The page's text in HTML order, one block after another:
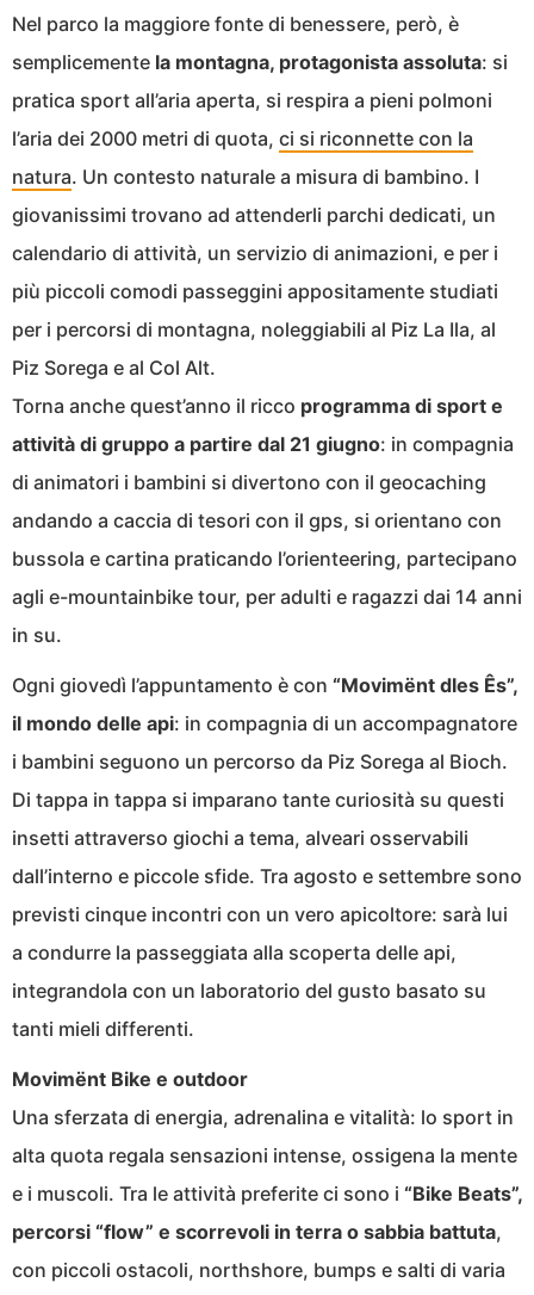
Nel parco la maggiore fonte di benessere, però, è
semplicemente la montagna, protagonista assoluta: si
pratica sport all’aria aperta, si respira a pieni polmoni
l’aria dei 2000 metri di quota, ci si riconnette con la
natura. Un contesto naturale a misura di bambino. I
giovanissimi trovano ad attenderli parchi dedicati, un
calendario di attività, un servizio di animazioni, e per i
più piccoli comodi passeggini appositamente studiati
per i percorsi di montagna, noleggiabili al Piz La Ila, al
Piz Sorega e al Col Alt.
Torna anche quest’anno il ricco programma di sport e
attività di gruppo a partire dal 21 giugno: in compagnia
di animatori i bambini si divertono con il geocaching
andando a caccia di tesori con il gps, si orientano con
bussola e cartina praticando l’orienteering, partecipano
agli e-mountainbike tour, per adulti e ragazzi dai 14 anni
in su.
Ogni giovedì l’appuntamento è con “Movimënt dles Ês”,
il mondo delle api: in compagnia di un accompagnatore
i bambini seguono un percorso da Piz Sorega al Bioch.
Di tappa in tappa si imparano tante curiosità su questi
insetti attraverso giochi a tema, alveari osservabili
dall’interno e piccole sfide. Tra agosto e settembre sono
previsti cinque incontri con un vero apicoltore: sarà lui
a condurre la passeggiata alla scoperta delle api,
integrandola con un laboratorio del gusto basato su
tanti mieli differenti.
Movimënt Bike e outdoor
Una sferzata di energia, adrenalina e vitalità: lo sport in
alta quota regala sensazioni intense, ossigena la mente
e i muscoli. Tra le attività preferite ci sono i “Bike Beats”,
percorsi “flow” e scorrevoli in terra o sabbia battuta,
con piccoli ostacoli, northshore, bumps e salti di varia